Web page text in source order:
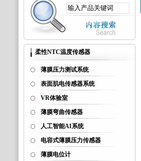
柔性NTC温度传感器
薄膜压力测试系统
表面肌电传感器系统
VR体验室
薄膜弯曲传感器
人工智能AI系统
电容式薄膜压力传感器
薄膜电位计